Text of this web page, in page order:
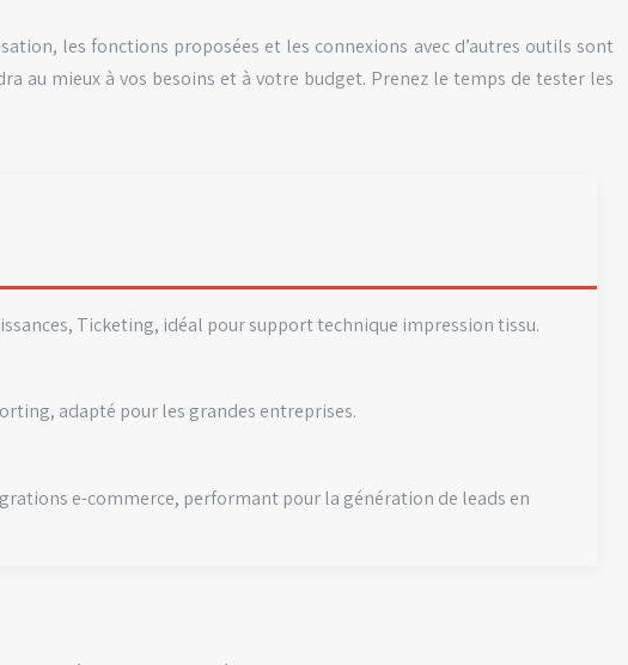
les fonctions proposées et les connexions avec d’autres outils sont
au mieux à vos besoins et à votre budget. Prenez le temps de tester les
Ticketing, idéal pour support technique impression tissu.
adapté pour les grandes entreprises.
e-commerce, performant pour la génération de leads en